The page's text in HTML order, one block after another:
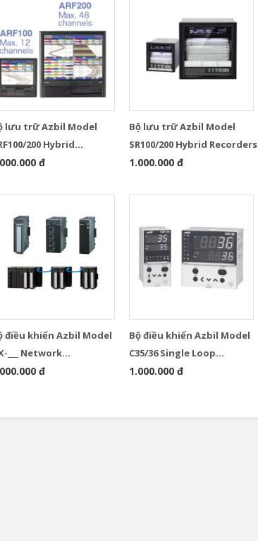
lưu trữ Azbil Model
200 Hybrid
đ
Bộ lưu trữ Azbil Model
SR100/200 Hybrid Recorders
1.000.000 đ
điều khiển Azbil Model
___ Network
Modules
đ
Bộ điều khiển Azbil Model
C35/36 Single Loop
Controllers
1.000.000 đ